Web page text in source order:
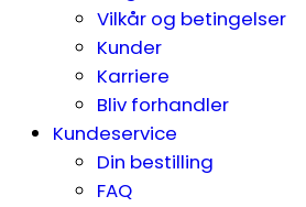
Vilkår og betingelser
Kunder
Karriere
Bliv forhandler
Kundeservice
Din bestilling
FAQ